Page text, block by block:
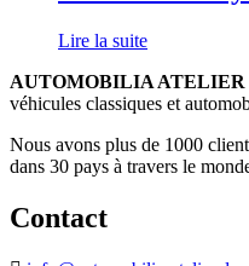
Lire la suite
AUTOMOBILIA ATELIER
véhicules classiques et
Nous avons plus de 1000
dans 30 pays à travers le
Contact